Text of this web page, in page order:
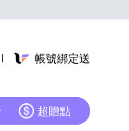
帳號綁定送
超贈點